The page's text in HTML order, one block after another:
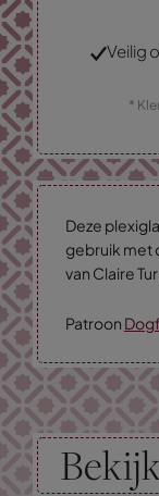
Veilig
*
Deze
gebruik met
van Claire
Patroon